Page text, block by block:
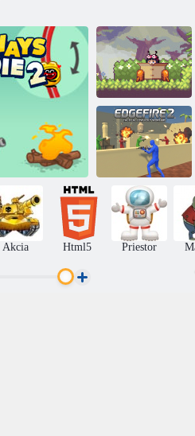
Nebeský hunter
Fire on the Edge
2
Akcia Html5 Priestor